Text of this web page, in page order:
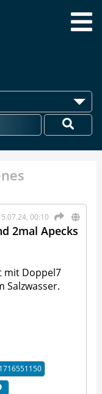
00:10
2mal Apecks
mit Doppel7
Salzwasser.